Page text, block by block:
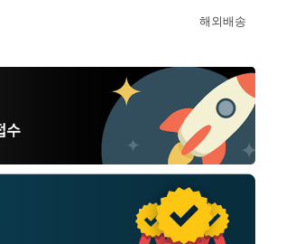
해외배송